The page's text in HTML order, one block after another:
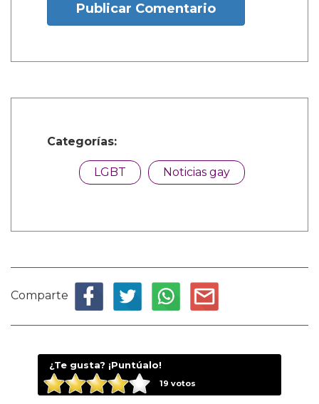
Publicar Comentario
Categorías:
LGBT Noticias gay
Comparte
¿Te gusta? ¡Puntúalo!
19 votos